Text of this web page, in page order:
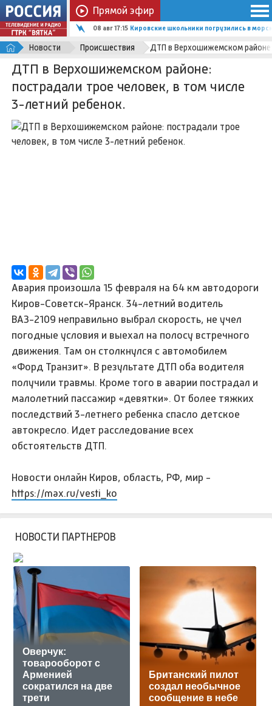
Прямой эфир
08 авг 17:15 Кировские школьники погрузились в
Новости Происшествия ДТП в Верхошижемском районе:
ДТП в Верхошижемском районе:
пострадали трое человек, в том числе
3-летний ребенок.
Авария произошла 15 февраля на 64 км автодороги
Киров-Советск-Яранск. 34-летний водитель
ВАЗ-2109 неправильно выбрал скорость, не учел
погодные условия и выехал на полосу встречного
движения. Там он столкнулся с автомобилем
«Форд Транзит». В результате ДТП оба водителя
получили травмы. Кроме того в аварии пострадал и
малолетний пассажир «девятки». От более тяжких
последствий 3-летнего ребенка спасло детское
автокресло. Идет расследование всех
обстоятельств ДТП.
Новости онлайн Киров, область, РФ, мир -
https://max.ru/vesti_ko
НОВОСТИ ПАРТНЕРОВ
Оверчук:
товарооборот с
Арменией
сократился на две
трети
Британский пилот
создал необычное
сообщение в небе